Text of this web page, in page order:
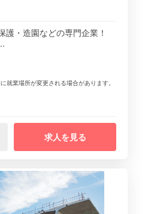
護・造園などの専門企業！
就業場所が変更される場合があります。
求人を見る